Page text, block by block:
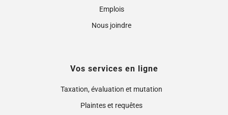
Emplois
Nous joindre
Vos services en ligne
Taxation, évaluation et mutation
Plaintes et requêtes